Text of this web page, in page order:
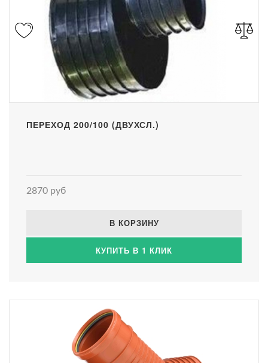
ПЕРЕХОД 200/100 (ДВУХСЛ.)
2870 руб
В КОРЗИНУ
КУПИТЬ В 1 КЛИК